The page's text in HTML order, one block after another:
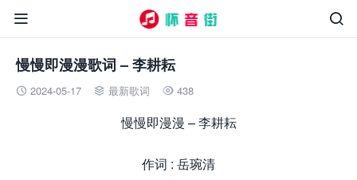


慢慢即漫漫歌词 – 李耕耘
 2024-05-17  最新歌词  438
慢慢即漫漫 – 李耕耘
作词 : 岳琬清